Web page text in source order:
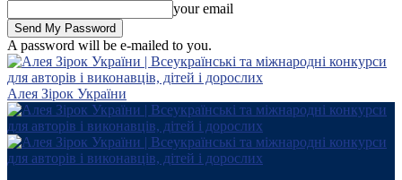
your email
A password will be e-mailed to you.
Алея Зірок України